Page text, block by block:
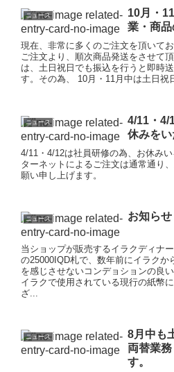
ニュース
10月・
業・商品
現在、非常に多くのご注文を頂いて
ご注文より、順次商品発送をさせて
は、土日祝日でも振込を行うと即時
す。その為、 10月・11月中は土日祝
ニュース
4/11・4/
休みをい
4/11・4/12は社員研修の為、お休み
ターネットによるご注文は通常通り
願い申し上げます。
ニュース お知らせ
当ショップが販売するイラクディナ
の25000IQD札で、数年前にイラクか
を感じさせないコンデョションの良
イラクで使用されている現行の紙幣
ざ...
ニュース
8月中も
両替業
す。